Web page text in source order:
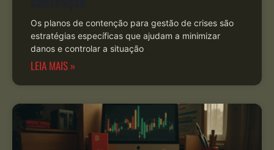
Os planos de contenção para gestão de crises são
estratégias específicas que ajudam a minimizar
danos e controlar a situação
LEIA MAIS »